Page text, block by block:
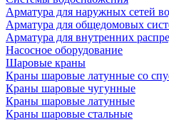
Арматура для наружных сетей
Арматура для общедомовых
Арматура для внутренних
Насосное оборудование
Шаровые краны
Краны шаровые латунные со
Краны шаровые чугунные
Краны шаровые латунные
Краны шаровые стальные